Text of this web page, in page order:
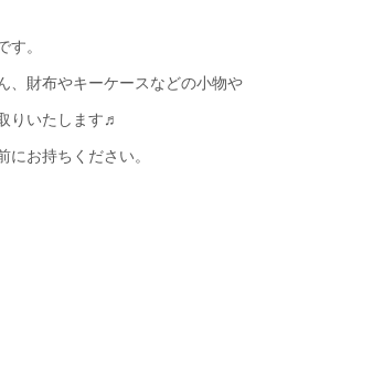
す。
、財布やキーケースなどの小物や
りいたします♬
お持ちください。